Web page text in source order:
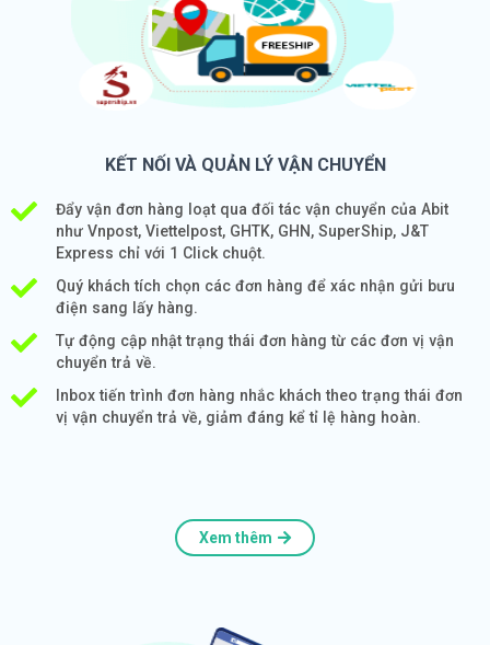
KẾT NỐI VÀ QUẢN LÝ VẬN CHUYỂN
Đẩy vận đơn hàng loạt qua đối tác vận chuyển của Abit
như Vnpost, Viettelpost, GHTK, GHN, SuperShip, J&T
Express chỉ với 1 Click chuột.
Quý khách tích chọn các đơn hàng để xác nhận gửi bưu
điện sang lấy hàng.
Tự động cập nhật trạng thái đơn hàng từ các đơn vị vận
chuyển trả về.
Inbox tiến trình đơn hàng nhắc khách theo trạng thái đơn
vị vận chuyển trả về, giảm đáng kể tỉ lệ hàng hoàn.
Xem thêm